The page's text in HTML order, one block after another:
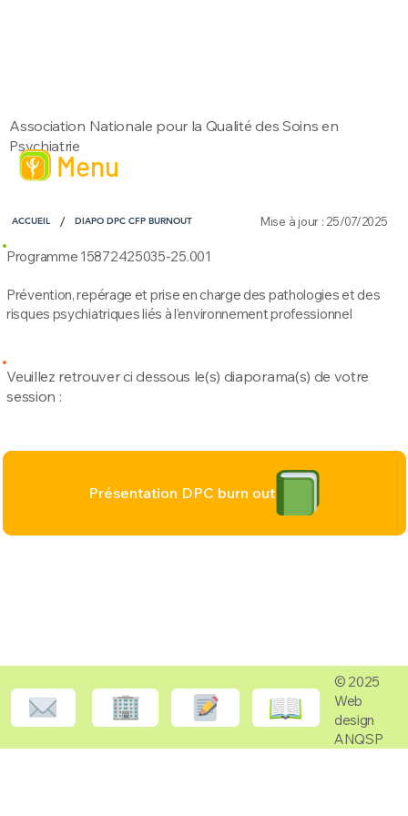
Association Nationale pour la Qualité des Soins en
Psychiatrie
ACCUEIL / DIAPO DPC CFP BURNOUT Mise à jour : 25/07/2025
Menu
Programme 15872425035-25.001
Prévention, repérage et prise en charge des pathologies et des
risques psychiatriques liés à l'environnement professionnel
Veuillez retrouver ci dessous le(s) diaporama(s) de votre
session :
Souffrances au travail en pratique clinique
SOUFFRANCE AU TRAVAIL ET HARCÈLEMENT
Présentation DPC burn out
© 2025
Web
design
ANQSP